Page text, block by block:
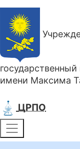
государственный
имени Максима
ЦРПО